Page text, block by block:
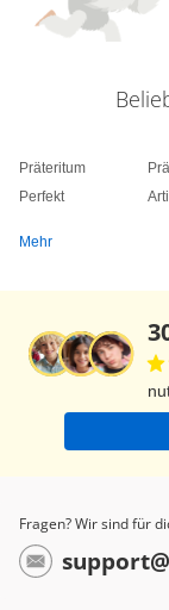
Präteritum
Perfekt
Mehr
Fragen? Wir sind für